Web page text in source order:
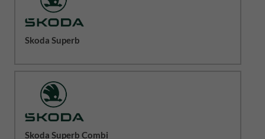
Skoda Superb
Skoda Superb Combi